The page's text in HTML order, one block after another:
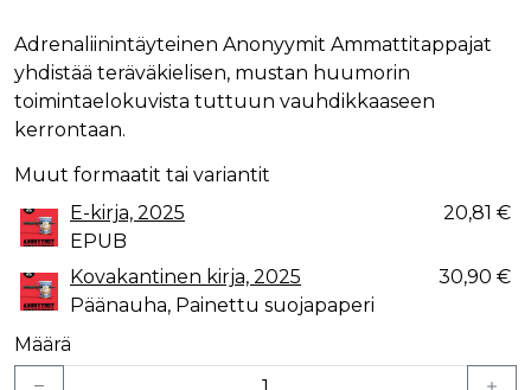
Adrenaliinintäyteinen Anonyymit Ammattitappajat
yhdistää teräväkielisen, mustan huumorin
toimintaelokuvista tuttuun vauhdikkaaseen
kerrontaan.
Muut formaatit tai variantit
E-kirja, 2025
EPUB
20,81 €
Kovakantinen kirja, 2025
Päänauha, Painettu suojapaperi
30,90 €
Määrä